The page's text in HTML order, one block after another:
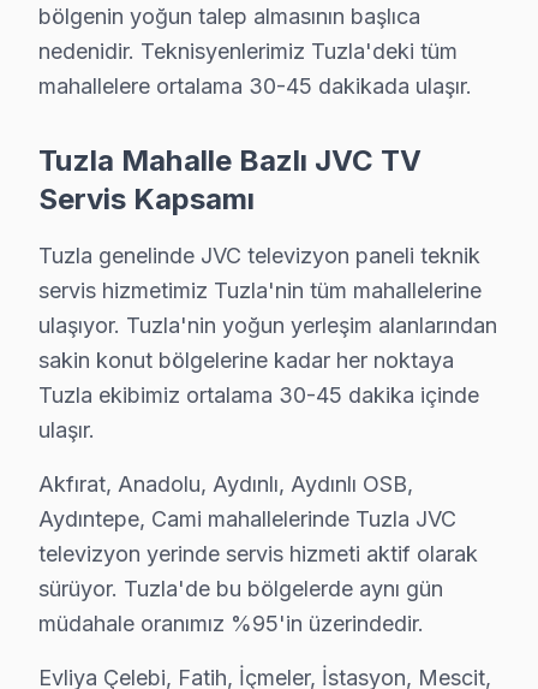
Bu sayfayla ilgili hizmet sayfaları:
↑ JVC Servis Ana Sayfası
↑ Tuzla TV Servis Merkezi
Tuzla Yakın İlçelerde JVC Servisi
· Ataşehir JVC
· Beykoz JVC
· Çekmeköy JVC
· Kadıköy JVC
· Pendik JVC
· Sancaktepe JVC
Tuzla Diğer Marka Servisleri
· Tuzla Sony
· Tuzla Hi-Level
· Tuzla iFFALCON
bölgenin yoğun talep almasının başlıca
nedenidir. Teknisyenlerimiz Tuzla'deki tüm
mahallelere ortalama 30-45 dakikada ulaşır.
Tuzla Mahalle Bazlı JVC TV
Servis Kapsamı
Tuzla genelinde JVC televizyon paneli teknik
servis hizmetimiz Tuzla'nin tüm mahallelerine
ulaşıyor. Tuzla'nin yoğun yerleşim alanlarından
sakin konut bölgelerine kadar her noktaya
Tuzla ekibimiz ortalama 30-45 dakika içinde
ulaşır.
Akfırat, Anadolu, Aydınlı, Aydınlı OSB,
Aydıntepe, Cami mahallelerinde Tuzla JVC
televizyon yerinde servis hizmeti aktif olarak
sürüyor. Tuzla'de bu bölgelerde aynı gün
müdahale oranımız %95'in üzerindedir.
Evliya Çelebi, Fatih, İçmeler, İstasyon, Mescit,